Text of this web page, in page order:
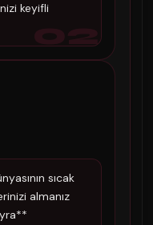
02
keyifli
sıcak
almanız